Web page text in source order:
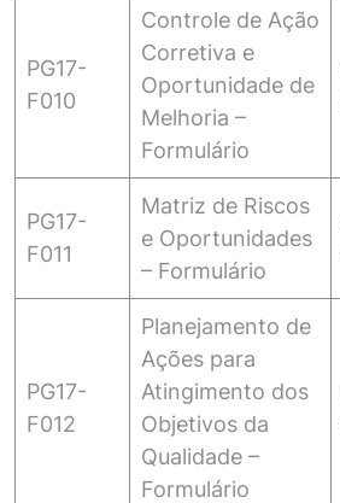
PG17-
F010
Controle de Ação
Corretiva e
Oportunidade de
Melhoria –
Formulário
PG17-
F011
Matriz de Riscos
e Oportunidades
– Formulário
PG17-
F012
Planejamento de
Ações para
Atingimento dos
Objetivos da
Qualidade –
Formulário